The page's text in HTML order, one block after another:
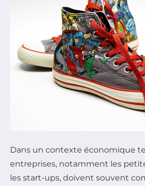
Dans un contexte économique
entreprises, notamment les
les start-ups, doivent souvent